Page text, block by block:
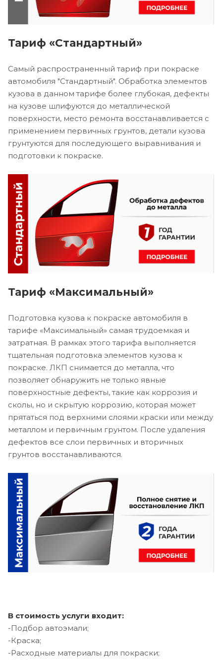
Тариф «Стандартный»
Самый распространенный тариф при покраске
автомобиля "Стандартный". Обработка элементов
кузова в данном тарифе более глубокая, дефекты
на кузове шлифуются до металлической
поверхности, место ремонта восстанавливается с
применением первичных грунтов, детали кузова
грунтуются для последующего выравнивания и
подготовки к покраске.
Тариф «Максимальный»
Подготовка кузова к покраске автомобиля в
тарифе «Максимальный» самая трудоемкая и
затратная. В рамках этого тарифа выполняется
тщательная подготовка элементов кузова к
покраске. ЛКП снимается до металла, что
позволяет обнаружить не только явные
поверхностные дефекты, такие как коррозия и
сколы, но и скрытую коррозию, которая может
прятаться под верхними слоями краски или между
металлом и первичным грунтом. После удаления
дефектов все слои первичных и вторичных
грунтов восстанавливаются.
В стоимость услуги входит:
-Подбор автоэмали;
-Краска;
-Расходные материалы для покраски;